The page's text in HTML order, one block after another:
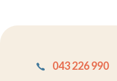
043 226 990